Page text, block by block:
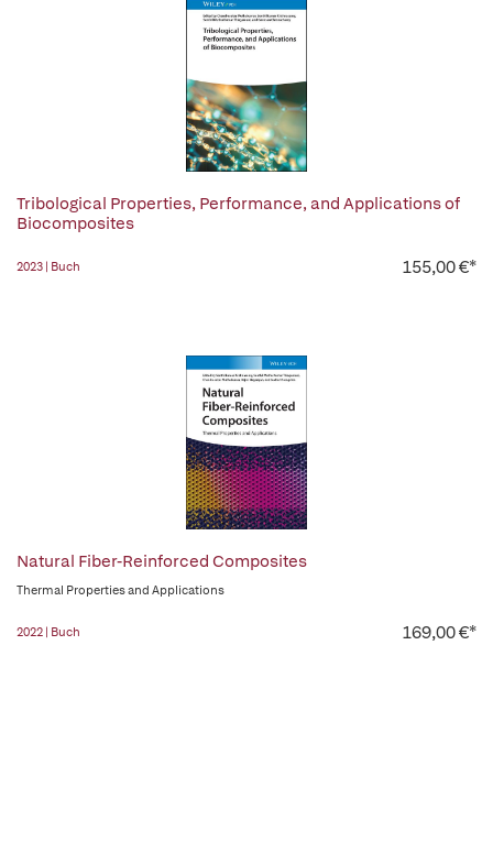
Tribological Properties, Performance, and Applications of
Biocomposites
2023 | Buch 155,00 €*
Natural Fiber-Reinforced Composites
Thermal Properties and Applications
2022 | Buch 169,00 €*